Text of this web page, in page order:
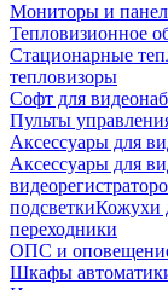
Мониторы и
Тепловизионное
Стационарные
тепловизоры
Софт для
Пульты
Аксессуары для
Аксессуары для
подсветкиКожухи
переходники
ОПС и
Шкафы